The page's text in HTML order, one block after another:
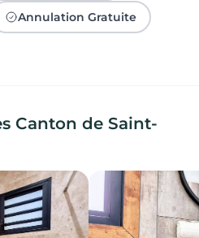
Annulation Gratuite
Canton de Saint-